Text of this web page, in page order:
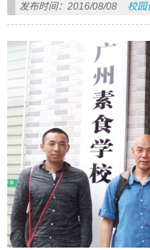
发布时间：2016/08/08 校园